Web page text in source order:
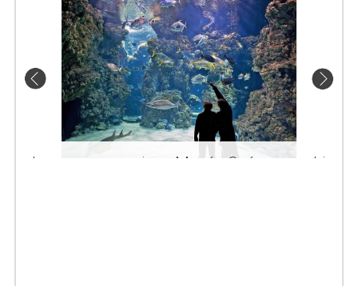
Lagon aux requins - Musée Océanographique